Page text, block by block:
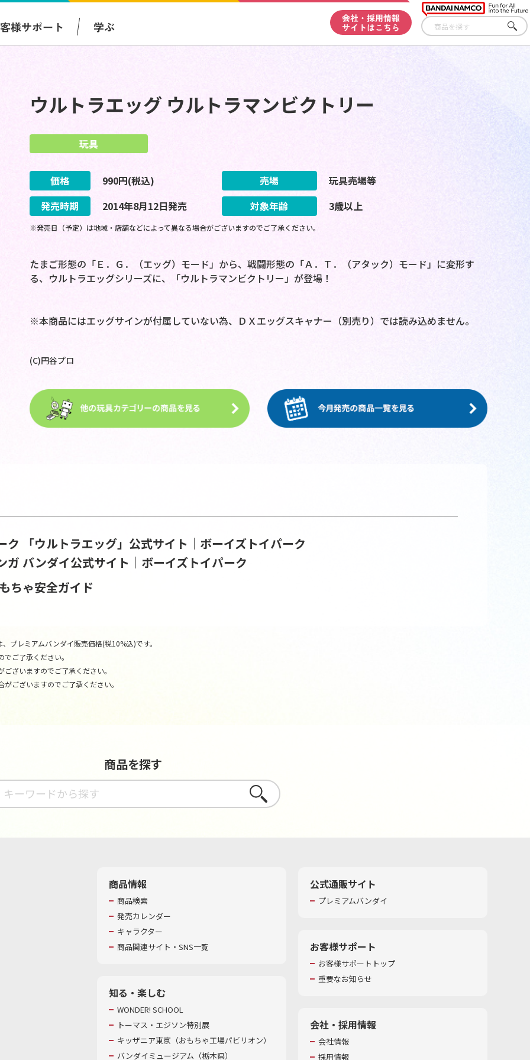
様サポート 学ぶ
会社・採用情報
サイトはこちら
さが
す
ウルトラエッグ ウルトラマンビクトリー
玩具
価格 990円(税込) 売場
玩具売場等
発売時期
2014年8月12日発売 対象年齢 3歳以上
※発売日（予定）は地域・店舗などによって異なる場合がございますのでご了承ください。
たまご形態の「Ｅ．Ｇ．（エッグ）モード」から、戦闘形態の「Ａ．Ｔ．（アタック）モード」に変形す
る、ウルトラエッグシリーズに、「ウルトラマンビクトリー」が登場！
※本商品にはエッグサインが付属していない為、ＤＸエッグスキャナー（別売り）では読み込めません。
(C)円谷プロ
ク
「ウルトラエッグ」公式サイト│ボーイズトイパーク
ガ バンダイ公式サイト│ボーイズトイパーク
ちゃ安全ガイド
プレミアムバンダイ販売価格(税10%込)です。
ご了承ください。
ざいますのでご了承ください。
ございますのでご了承ください。
商品を探す
さがす
商品情報
商品検索
発売カレンダー
キャラクター
商品関連サイト・SNS一覧
知る・楽しむ
WONDER! SCHOOL
トーマス・エジソン特別展
キッザニア東京（おもちゃ工場パビリオン）​
バンダイミュージアム（栃木県）
公式通販サイト
プレミアムバンダイ
お客様サポート
お客様サポートトップ
重要なお知らせ
会社・採用情報
会社情報
採用情報